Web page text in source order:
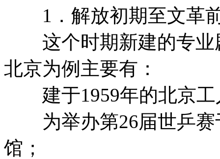
1．解放初期至文革
这个时期新建的专业
北京为例主要有：
建于1959年的北京工
为举办第26届世乒赛
馆；